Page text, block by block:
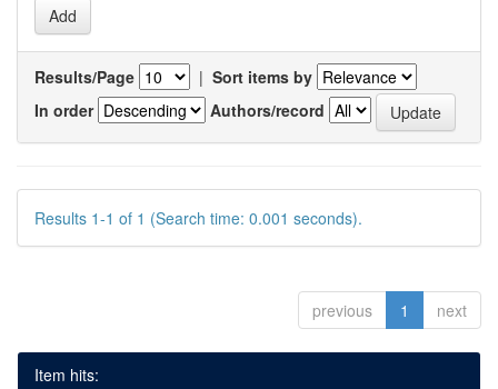
Results/Page | Sort items by
In order
Authors/record
Results 1-1 of 1 (Search time: 0.001 seconds).
previous 1 next
Item hits: